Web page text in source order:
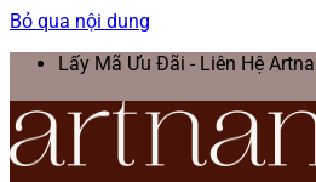
Bỏ qua nội dung
Lấy Mã Ưu Đãi - Liên Hệ